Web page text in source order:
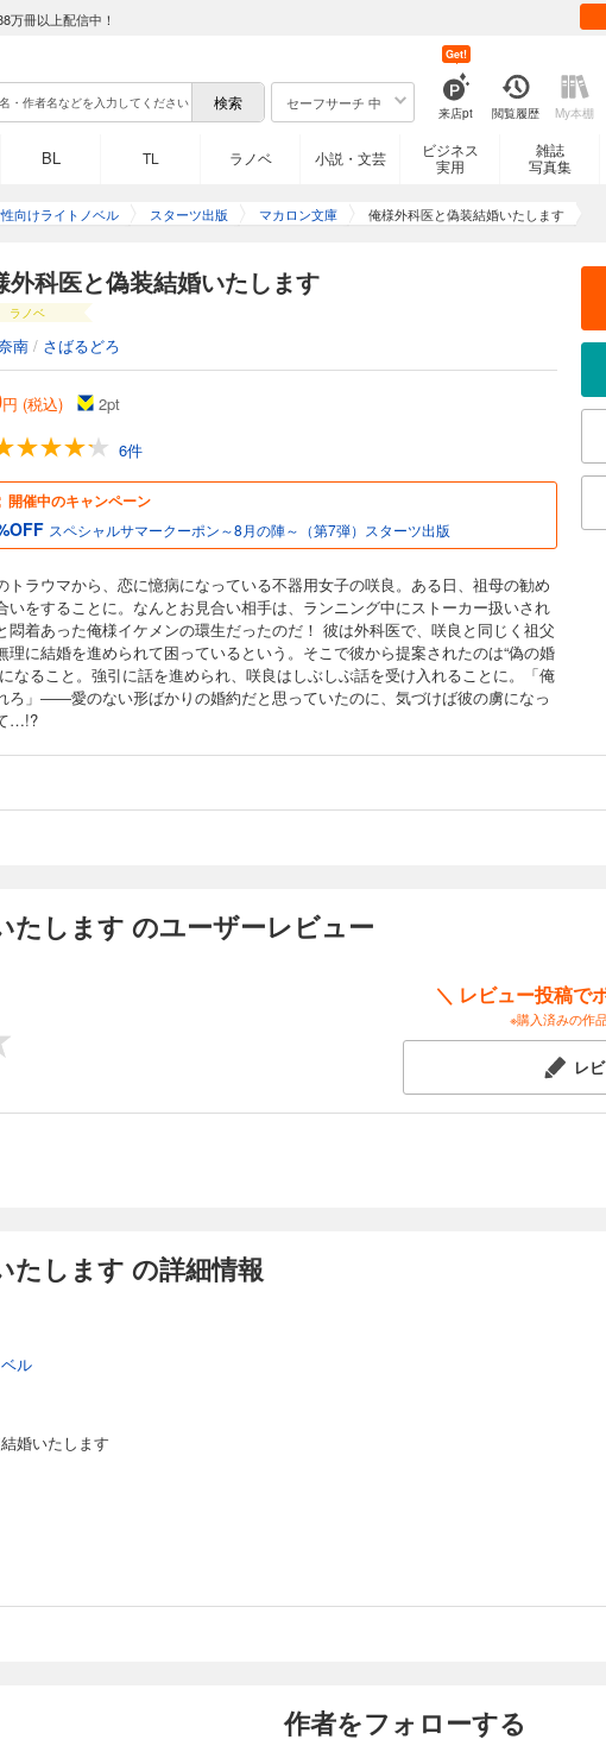
万冊以上配信中！
セーフサーチ 中
来店pt
Get!
閲覧履歴 My本棚
BL TL ラノベ 小説・文芸
ビジネス
実用
雑誌
写真集
向けライトノベル スターツ出版 マカロン文庫 俺様外科医と偽装結婚いたします
外科医と偽装結婚いたします
ラノベ
南 / さばるどろ
円 (税込) 2pt
6件
開催中のキャンペーン
スペシャルサマークーポン～8月の陣～（第7弾）スターツ出版
トラウマから、恋に憶病になっている不器用女子の咲良。ある日、祖母の勧め
いをすることに。なんとお見合い相手は、ランニング中にストーカー扱いされ
悶着あった俺様イケメンの環生だったのだ！ 彼は外科医で、咲良と同じく祖父
理に結婚を進められて困っているという。そこで彼から提案されたのは“偽の婚
なること。強引に話を進められ、咲良はしぶしぶ話を受け入れることに。「俺
ろ」――愛のない形ばかりの婚約だと思っていたのに、気づけば彼の虜になっ
…!?
たします のユーザーレビュー
＼ レビュー投稿で
※購入済みの作
レ
たします の詳細情報
ル
婚いたします
作者をフォローする